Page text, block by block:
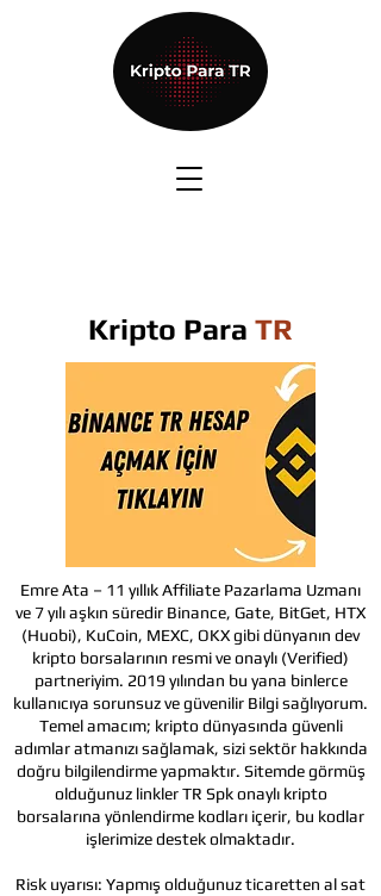
Kripto Para TR
Emre Ata – 11 yıllık Affiliate Pazarlama Uzmanı
ve 7 yılı aşkın süredir Binance, Gate, BitGet, HTX
(Huobi), KuCoin, MEXC, OKX gibi dünyanın dev
kripto borsalarının resmi ve onaylı (Verified)
partneriyim. 2019 yılından bu yana binlerce
kullanıcıya sorunsuz ve güvenilir Bilgi sağlıyorum.
Temel amacım; kripto dünyasında güvenli
adımlar atmanızı sağlamak, sizi sektör hakkında
doğru bilgilendirme yapmaktır. Sitemde görmüş
olduğunuz linkler TR Spk onaylı kripto
borsalarına yönlendirme kodları içerir, bu kodlar
işlerimize destek olmaktadır.
Risk uyarısı: Yapmış olduğunuz ticaretten al sat